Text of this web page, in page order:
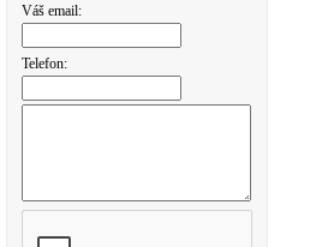
Váš email:
Telefon: